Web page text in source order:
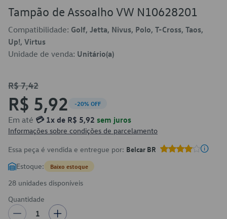
Tampão de Assoalho VW N10628201
Compatibilidade: Golf, Jetta, Nivus, Polo, T-Cross, Taos,
Up!, Virtus
Unidade de venda: Unitário(a)
R$ 7,42
R$ 5,92 -20% OFF
Em até 💳 1x de R$ 5,92 sem juros
Informações sobre condições de parcelamento
Essa peça é vendida e entregue por: Belcar BR
Estoque: Baixo estoque
28 unidades disponíveis
Quantidade
1